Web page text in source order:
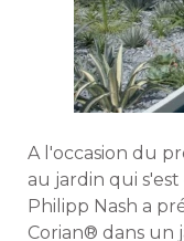
A l'occasion du
au jardin qui
Philipp Nash a
Corian® dans un